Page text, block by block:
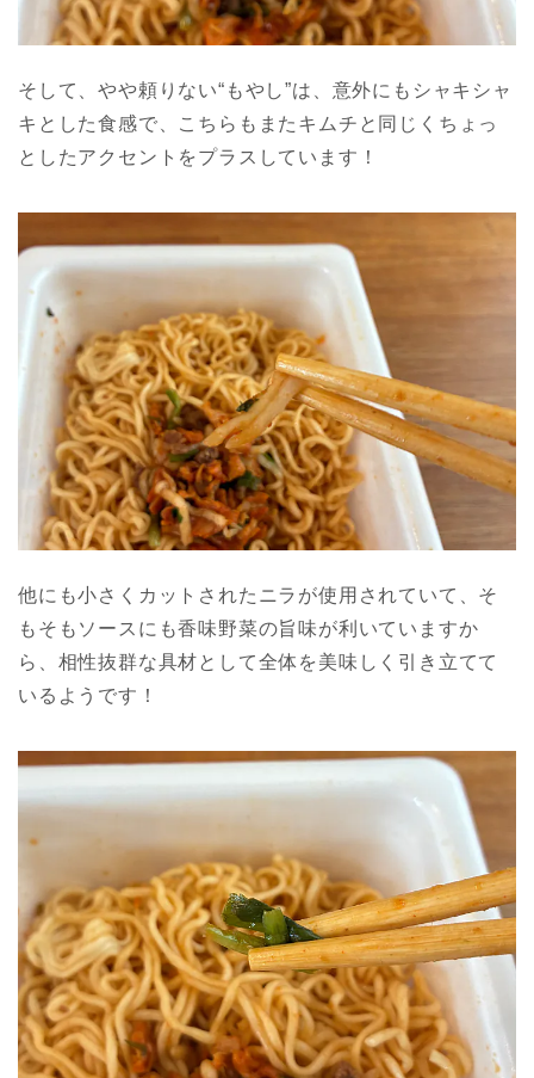
そして、やや頼りない“もやし”は、意外にもシャキシャ
キとした食感で、こちらもまたキムチと同じくちょっ
としたアクセントをプラスしています！
他にも小さくカットされたニラが使用されていて、そ
もそもソースにも香味野菜の旨味が利いていますか
ら、相性抜群な具材として全体を美味しく引き立てて
いるようです！